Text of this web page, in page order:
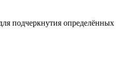
подчеркнутия определённых